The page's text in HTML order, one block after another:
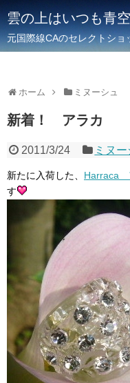
雲の上はいつも青空
元国際線CAのセレクトシ
ホーム ミヌーシュ
新着！ アラカ
2011/3/24 ミヌー
新たに入荷した、 Harraca
す